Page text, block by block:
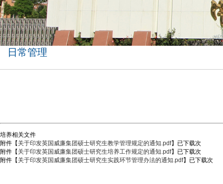
日常管理
培养相关文件
附件【 关于印发英国威廉集团硕士研究生教学管理规定的通知.pdf】已下载次
附件【 关于印发英国威廉集团硕士研究生培养工作规定的通知.pdf】已下载次
附件【 关于印发英国威廉集团硕士研究生实践环节管理办法的通知.pdf】已下载次